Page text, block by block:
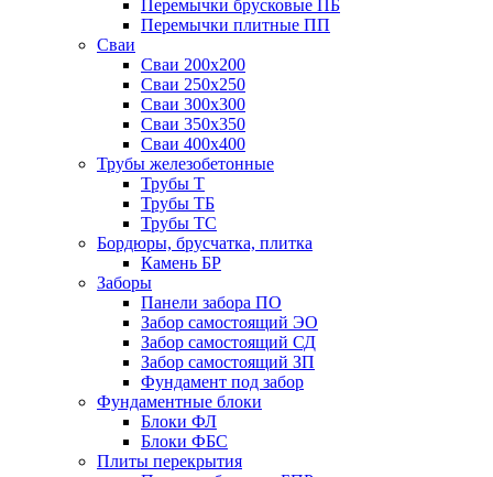
Перемычки брусковые ПБ
Перемычки плитные ПП
Сваи
Сваи 200х200
Сваи 250х250
Сваи 300х300
Сваи 350х350
Сваи 400х400
Трубы железобетонные
Трубы Т
Трубы ТБ
Трубы ТС
Бордюры, брусчатка, плитка
Камень БР
Заборы
Панели забора ПО
Забор самостоящий ЭО
Забор самостоящий СД
Забор самостоящий ЗП
Фyндамент под забор
Фундаментные блоки
Блоки ФЛ
Блоки ФБС
Плиты перекрытия